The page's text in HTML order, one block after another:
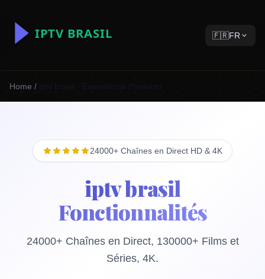
🇫🇷FR
Home / iptv brasil - Experiência Premium
24000+ Chaînes en Direct HD & 4K
iptv brasil
Fonctionnalités
24000+ Chaînes en Direct, 130000+ Films et
Séries, 4K.